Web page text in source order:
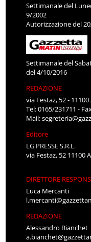
Settimanale del
9/2002
Autorizzazione del
Settimanale del
del 4/10/2016
REDAZIONE
via Festaz, 52 -
Tel: 0165/231711 -
Mail:
Editore
LG PRESSE S.R.L.
via Festaz, 52 11100
DIRETTORE
Luca Mercanti
REDAZIONE
Alessandro Bianchet